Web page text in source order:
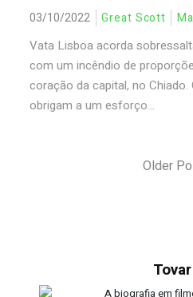
03/10/2022 Great Scott
Vata Lisboa acorda
com um incêndio de
coração da capital, no
obrigam a um esforço...
Older
A biografia em